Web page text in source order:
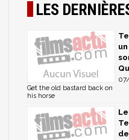
LES
Get the old bastard back on
his horse